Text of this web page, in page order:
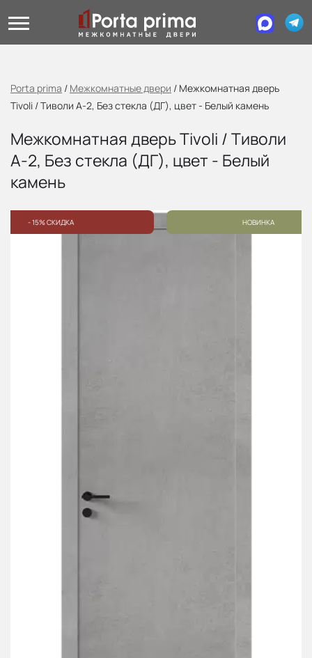
Porta prima / Межкомнатные двери / Межкомнатная дверь
Tivoli / Тиволи А-2, Без стекла (ДГ), цвет - Белый камень
Межкомнатная дверь Tivoli / Тиволи
А-2, Без стекла (ДГ), цвет - Белый
камень
- 15% СКИДКА НОВИНКА